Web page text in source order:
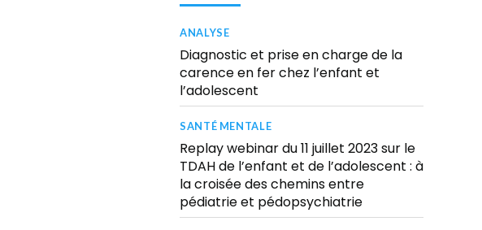
ANALYSE
Diagnostic et prise en charge de la
carence en fer chez l’enfant et
l’adolescent
SANTÉ MENTALE
Replay webinar du 11 juillet 2023 sur le
TDAH de l’enfant et de l’adolescent : à
la croisée des chemins entre
pédiatrie et pédopsychiatrie